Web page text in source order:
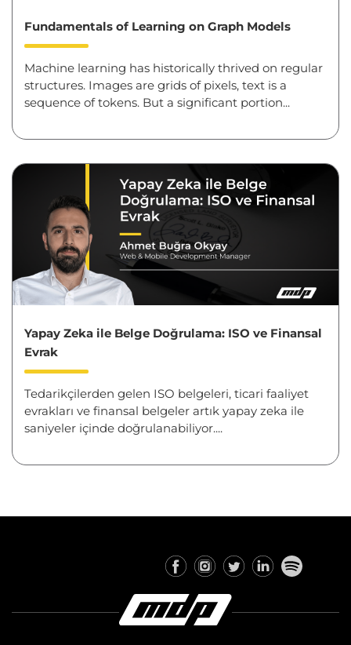
Fundamentals of Learning on Graph Models
Machine learning has historically thrived on regular
structures. Images are grids of pixels, text is a
sequence of tokens. But a significant portion...
Yapay Zeka ile Belge Doğrulama: ISO ve Finansal
Evrak
Tedarikçilerden gelen ISO belgeleri, ticari faaliyet
evrakları ve finansal belgeler artık yapay zeka ile
saniyeler içinde doğrulanabiliyor....